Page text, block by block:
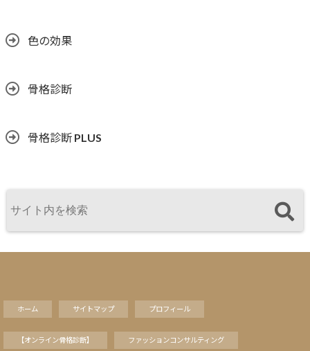
色の効果
骨格診断
骨格診断 PLUS
ホーム サイトマップ プロフィール
【オンライン骨格診断】 ファッションコンサルティング